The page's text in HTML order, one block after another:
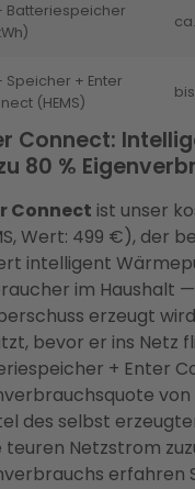
Batteriespeicher
Speicher + Enter
(HEMS)
Connect:
80 %
Connect ist unser
Wert: 499 €), der
intelligent
im Haushalt
erzeugt
bevor er ins Netz
+ Enter
von
des selbst
teuren Netzstrom
erfahren